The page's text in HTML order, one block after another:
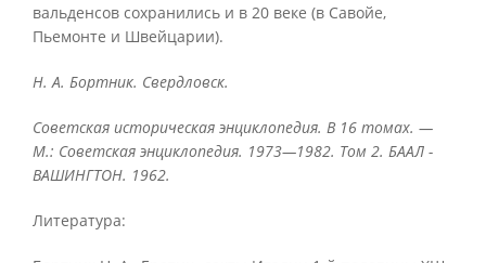
вальденсов сохранились и в 20 веке (в Савойе,
Пьемонте и Швейцарии).
Н. А. Бортник. Свердловск.
Советская историческая энциклопедия. В 16 томах. —
М.: Советская энциклопедия. 1973—1982. Том 2. БААЛ -
ВАШИНГТОН. 1962.
Литература: